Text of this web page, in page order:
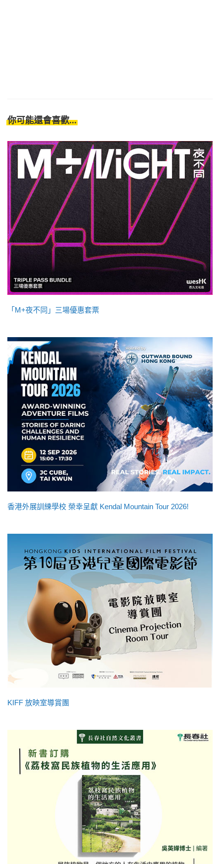
你可能還會喜歡...
「M+夜不同」三場優惠套票
香港外展訓練學校 榮幸呈獻 Kendal Mountain Tour 2026!
KIFF 放映室導賞團